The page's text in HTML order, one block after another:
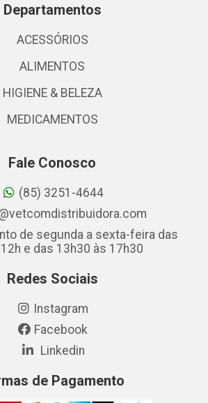
Departamentos
ACESSÓRIOS
ALIMENTOS
HIGIENE & BELEZA
MEDICAMENTOS
Fale Conosco
(85) 3251-4644
de segunda a sexta-feira das
e das 13h30 às 17h30
Redes Sociais
Instagram
Facebook
Linkedin
de Pagamento